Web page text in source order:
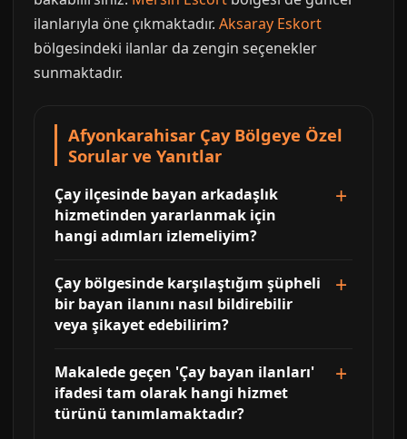
ilanlarıyla öne çıkmaktadır. Aksaray Eskort
bölgesindeki ilanlar da zengin seçenekler
sunmaktadır.
Afyonkarahisar Çay Bölgeye Özel
Sorular ve Yanıtlar
Çay ilçesinde bayan arkadaşlık
hizmetinden yararlanmak için
hangi adımları izlemeliyim?
Çay bölgesinde karşılaştığım şüpheli
bir bayan ilanını nasıl bildirebilir
veya şikayet edebilirim?
Makalede geçen 'Çay bayan ilanları'
ifadesi tam olarak hangi hizmet
türünü tanımlamaktadır?